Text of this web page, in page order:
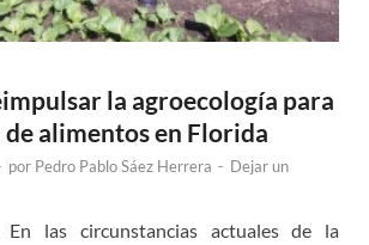
la agroecología para
alimentos en Florida
por Pedro Pablo Sáez Herrera - Dejar un
las circunstancias actuales de la